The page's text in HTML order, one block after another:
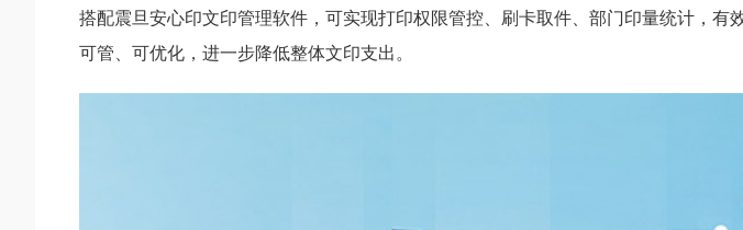
搭配震旦安心印文印管理软件，可实现打印权限管控、刷卡取件、部门印量统计，
可管、可优化，进一步降低整体文印支出。